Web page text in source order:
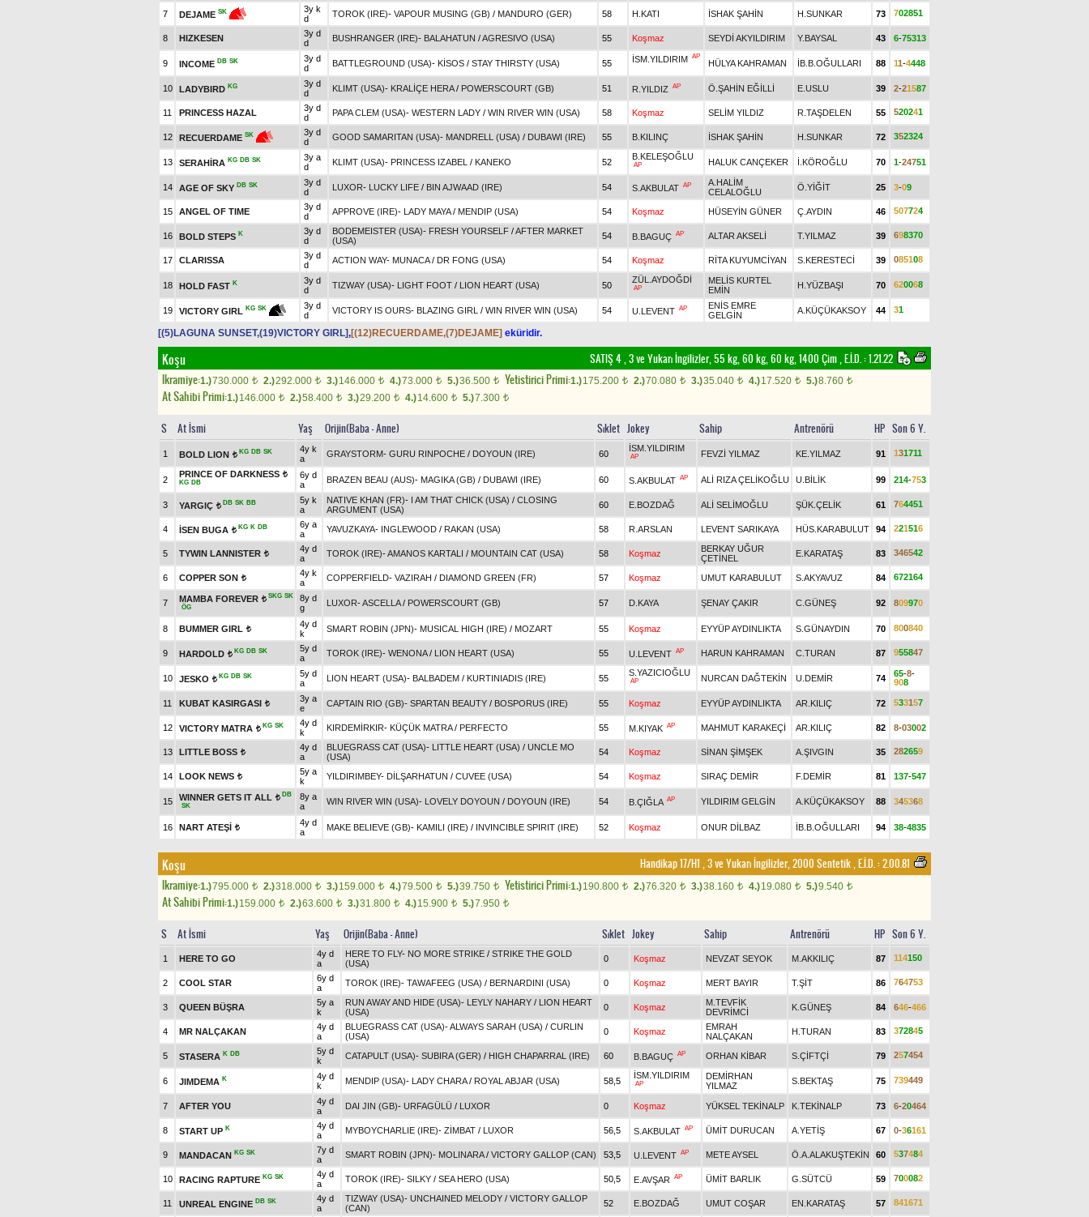
7 DEJAME SK
3y k
d
TOROK (IRE)- VAPOUR MUSING (GB) / MANDURO (GER) 58 H.KATI İSHAK ŞAHİN H.SUNKAR 73 702851
8 HIZKESEN
3y d
d
BUSHRANGER (IRE)- BALAHATUN /AGRESIVO (USA) 55 Koşmaz SEYDİ AKYILDIRIM Y.BAYSAL 43 6-75313
9 INCOME DB SK
3y d
d
BATTLEGROUND (USA)- KİSOS / STAY THIRSTY (USA) 55 İSM.YILDIRIM AP
HÜLYA KAHRAMAN İB.B.OĞULLARI 88 11-4448
10 LADYBIRD KG
3y d
d
KLIMT (USA)- KRALİÇE HERA/ POWERSCOURT (GB) 51 R.YILDIZ AP Ö.ŞAHİN EĞİLLİ E.USLU 39 2-21587
11 PRINCESS HAZAL
3y d
d
PAPA CLEM (USA)- WESTERN LADY / WIN RIVER WIN (USA) 58 Koşmaz SELİM YILDIZ R.TAŞDELEN 55 520241
12 RECUERDAME SK
3y d
d
GOOD SAMARITAN (USA)- MANDRELL (USA) / DUBAWI (IRE) 55 B.KILINÇ İSHAK ŞAHİN H.SUNKAR 72 352324
13 SERAHİRA KG DB SK
3y a
d
KLIMT (USA)- PRINCESS IZABEL / KANEKO 52
B.KELEŞOĞLU
AP HALUK CANÇEKER İ.KÖROĞLU 70 1-24751
14 AGE OF SKY DB SK
3y d
d
LUXOR- LUCKY LIFE / BIN AJWAAD (IRE) 54 S.AKBULAT AP
A.HALİM
CELALOĞLU
Ö.YİĞİT 25 3-09
15 ANGEL OF TIME
3y d
d
APPROVE (IRE)- LADY MAYA/ MENDIP (USA) 54 Koşmaz HÜSEYİN GÜNER Ç.AYDIN 46 507724
16 BOLD STEPS K
3y d
d
BODEMEISTER (USA)- FRESH YOURSELF /AFTER MARKET
(USA)
54 B.BAGUÇ AP ALTAR AKSELİ T.YILMAZ 39 698370
17 CLARISSA
3y d
d
ACTION WAY- MUNACA/ DR FONG (USA) 54 Koşmaz RİTA KUYUMCİYAN S.KERESTECİ 39 085108
18 HOLD FAST K
3y d
d
TIZWAY (USA)- LIGHT FOOT / LION HEART (USA) 50
ZÜL.AYDOĞDİ
AP
MELİS KURTEL
EMİN
H.YÜZBAŞI 70 620068
19 VICTORY GIRL KG SK
3y d
d
VICTORY IS OURS- BLAZING GIRL / WIN RIVER WIN (USA) 54 U.LEVENT AP
ENİS EMRE
GELGİN
A.KÜÇÜKAKSOY 44 31
[(5)LAGUNA SUNSET,(19)VICTORY GIRL],[(12)RECUERDAME,(7)DEJAME] eküridir.
Koşu SATIŞ 4 , 3 ve Yukarı İngilizler, 55 kg, 60 kg, 60 kg, 1400 Çim,E.İ.D. :1.21.22
Ikramiye:1.)730.000 t 2.)292.000 t 3.)146.000 t 4.)73.000 t 5.)36.500 t Yetistirici Primi:1.)175.200 t 2.)70.080 t 3.)35.040 t 4.)17.520 t 5.)8.760 t
At Sahibi Primi:1.)146.000 t 2.)58.400 t 3.)29.200 t 4.)14.600 t 5.)7.300 t
S At İsmi Yaş Orijin(Baba - Anne) Sıklet Jokey Sahip Antrenörü HP Son 6 Y.
1 BOLD LION t KG DB SK
4y k
a
GRAYSTORM- GURU RINPOCHE / DOYOUN (IRE) 60
İSM.YILDIRIM
AP FEVZİ YILMAZ KE.YILMAZ 91 131711
2
PRINCE OF DARKNESS t
KG DB
6y d
a
BRAZEN BEAU (AUS)- MAGIKA (GB) / DUBAWI (IRE) 60 S.AKBULAT AP ALİ RIZA ÇELİKOĞLU U.BİLİK 99 214-753
3 YARGIÇ t DB SK BB
5y k
a
NATIVE KHAN (FR)- I AM THAT CHICK (USA) / CLOSING
ARGUMENT (USA)
60 E.BOZDAĞ ALİ SELİMOĞLU ŞÜK.ÇELİK 61 764451
4 İSEN BUGA t KG K DB
6y a
a
YAVUZKAYA- INGLEWOOD / RAKAN (USA) 58 R.ARSLAN LEVENT SARIKAYA HÜS.KARABULUT 94 221516
5 TYWIN LANNISTER t
4y d
a
TOROK (IRE)-AMANOS KARTALI / MOUNTAIN CAT (USA) 58 Koşmaz
BERKAY UĞUR
ÇETİNEL
E.KARATAŞ 83 346542
6 COPPER SON t
4y k
a
COPPERFIELD- VAZIRAH / DIAMOND GREEN (FR) 57 Koşmaz UMUT KARABULUT S.AKYAVUZ 84 672164
7 MAMBA FOREVER t SKG SK
ÖG
8y d
g
LUXOR-ASCELLA/ POWERSCOURT (GB) 57 D.KAYA ŞENAY ÇAKIR C.GÜNEŞ 92 809970
8 BUMMER GIRL t
4y d
k
SMART ROBIN (JPN)- MUSICAL HIGH (IRE) / MOZART 55 Koşmaz EYYÜP AYDINLIKTA S.GÜNAYDIN 70 800840
9 HARDOLD t KG DB SK
5y d
a
TOROK (IRE)- WENONA/ LION HEART (USA) 55 U.LEVENT AP HARUN KAHRAMAN C.TURAN 87 955847
10 JESKO t KG DB SK
5y d
a
LION HEART (USA)- BALBADEM / KURTINIADIS (IRE) 55
S.YAZICIOĞLU
AP NURCAN DAĞTEKİN U.DEMİR 74 65-8-
908
11 KUBAT KASIRGASI t
3y a
e
CAPTAIN RIO (GB)- SPARTAN BEAUTY / BOSPORUS (IRE) 55 Koşmaz EYYÜP AYDINLIKTA AR.KILIÇ 72 533157
12 VICTORY MATRA t KG SK
4y d
k
KIRDEMİRKIR- KÜÇÜK MATRA/ PERFECTO 55 M.KIYAK AP MAHMUT KARAKEÇİ AR.KILIÇ 82 8-03002
13 LITTLE BOSS t
4y d
a
BLUEGRASS CAT (USA)- LITTLE HEART (USA) / UNCLE MO
(USA)
54 Koşmaz SİNAN ŞİMŞEK A.ŞIVGIN 35 282659
14 LOOK NEWS t
5y a
k
YILDIRIMBEY- DİLŞARHATUN / CUVEE (USA) 54 Koşmaz SIRAÇ DEMİR F.DEMİR 81 137-547
15 WINNER GETS IT ALL t DB
SK
8y a
a
WIN RIVER WIN (USA)- LOVELY DOYOUN / DOYOUN (IRE) 54 B.ÇIĞLA AP YILDIRIM GELGİN A.KÜÇÜKAKSOY 88 345368
16 NART ATEŞİ t
4y d
a
MAKE BELIEVE (GB)- KAMILI (IRE) / INVINCIBLE SPIRIT (IRE) 52 Koşmaz ONUR DİLBAZ İB.B.OĞULLARI 94 38-4835
Koşu Handikap 17/H1 , 3 ve Yukarı İngilizler, 2000 Sentetik,E.İ.D. :2.00.81
Ikramiye:1.)795.000 t 2.)318.000 t 3.)159.000 t 4.)79.500 t 5.)39.750 t Yetistirici Primi:1.)190.800 t 2.)76.320 t 3.)38.160 t 4.)19.080 t 5.)9.540 t
At Sahibi Primi:1.)159.000 t 2.)63.600 t 3.)31.800 t 4.)15.900 t 5.)7.950 t
S At İsmi Yaş Orijin(Baba - Anne) Sıklet Jokey Sahip Antrenörü HP Son 6 Y.
1 HERE TO GO
4y d
a
HERE TO FLY- NO MORE STRIKE / STRIKE THE GOLD
(USA)
0 Koşmaz NEVZAT SEYOK M.AKKILIÇ 87 114150
2 COOL STAR
6y d
a
TOROK (IRE)- TAWAFEEG (USA) / BERNARDINI (USA) 0 Koşmaz MERT BAYIR T.ŞİT 86 764753
3 QUEEN BÜŞRA
5y a
k
RUN AWAY AND HIDE (USA)- LEYLY NAHARY / LION HEART
(USA)
0 Koşmaz
M.TEVFİK
DEVRİMCİ
K.GÜNEŞ 84 646-466
4 MR NALÇAKAN
4y d
a
BLUEGRASS CAT (USA)-ALWAYS SARAH (USA) / CURLIN
(USA)
0 Koşmaz
EMRAH
NALÇAKAN
H.TURAN 83 372845
5 STASERA K DB
5y d
k
CATAPULT (USA)- SUBIRA (GER) / HIGH CHAPARRAL (IRE) 60 B.BAGUÇ AP ORHAN KİBAR S.ÇİFTÇİ 79 257454
6 JIMDEMA K
4y d
k
MENDIP (USA)- LADY CHARA/ ROYAL ABJAR (USA) 58,5
İSM.YILDIRIM
AP
DEMİRHAN
YILMAZ
S.BEKTAŞ 75 739449
7 AFTER YOU
4y d
a
DAI JIN (GB)- URFAGÜLÜ / LUXOR 0 Koşmaz YÜKSEL TEKİNALP K.TEKİNALP 73 6-20464
8 START UP K
4y d
a
MYBOYCHARLIE (IRE)- ZİMBAT / LUXOR 56,5 S.AKBULAT AP ÜMİT DURUCAN A.YETİŞ 67 0-36161
9 MANDACAN KG SK
7y d
a
SMART ROBIN (JPN)- MOLINARA/ VICTORY GALLOP (CAN) 53,5 U.LEVENT AP METE AYSEL Ö.A.ALAKUŞTEKİN 60 537484
10 RACING RAPTURE KG SK
4y d
a
TOROK (IRE)- SILKY / SEA HERO (USA) 50,5 E.AVŞAR AP ÜMİT BARLIK G.SÜTCÜ 59 700082
11 UNREAL ENGINE DB SK
4y d
a
TIZWAY (USA)- UNCHAINED MELODY / VICTORY GALLOP
(CAN)
52 E.BOZDAĞ UMUT COŞAR EN.KARATAŞ 57 841671